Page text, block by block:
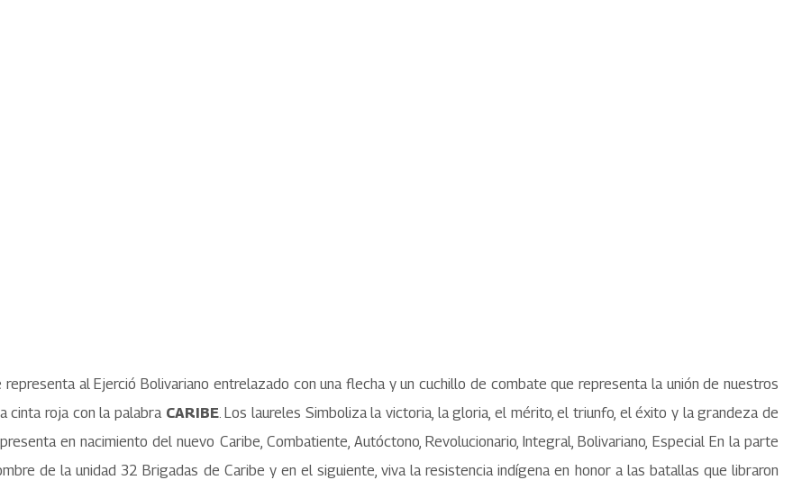
al Ejerció Bolivariano entrelazado con una flecha y un cuchillo de combate que representa la unión de nuestros
cinta roja con la palabra CARIBE. Los laureles Simboliza la victoria, la gloria, el mérito, el triunfo, el éxito y la grandeza de
en nacimiento del nuevo Caribe, Combatiente, Autóctono, Revolucionario, Integral, Bolivariano, Especial En la parte
de la unidad 32 Brigadas de Caribe y en el siguiente, viva la resistencia indígena en honor a las batallas que libraron